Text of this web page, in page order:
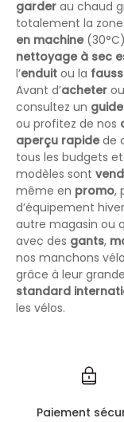
garder au chaud
totalement la
en machine
nettoyage à sec
l’enduit ou la
Avant d’acheter ou
consultez un
ou profitez de nos
aperçu rapidede
tous les budgets
modèles sont
même en promo,
d’équipement
autre magasin ou
avec des gants,
nos manchons
grâce à leur grande
standard
les vélos.
Paiement